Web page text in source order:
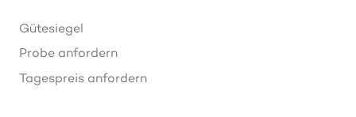
Gütesiegel
Probe anfordern
Tagespreis anfordern